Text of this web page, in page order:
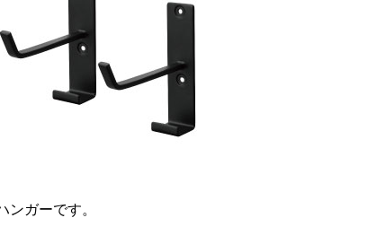
ガーです。